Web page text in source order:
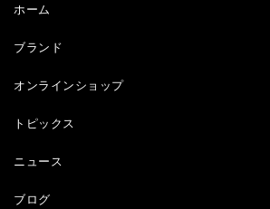
ホーム
ブランド
オンラインショップ
トピックス
ニュース
ブログ